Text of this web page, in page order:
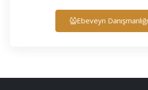
Ebeveyn Danışmanlığı